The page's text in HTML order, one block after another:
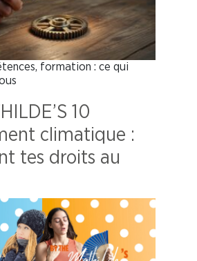
formation : ce qui
10
climatique :
tes droits au